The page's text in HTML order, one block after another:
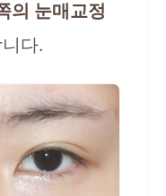
의 눈매교정
다.